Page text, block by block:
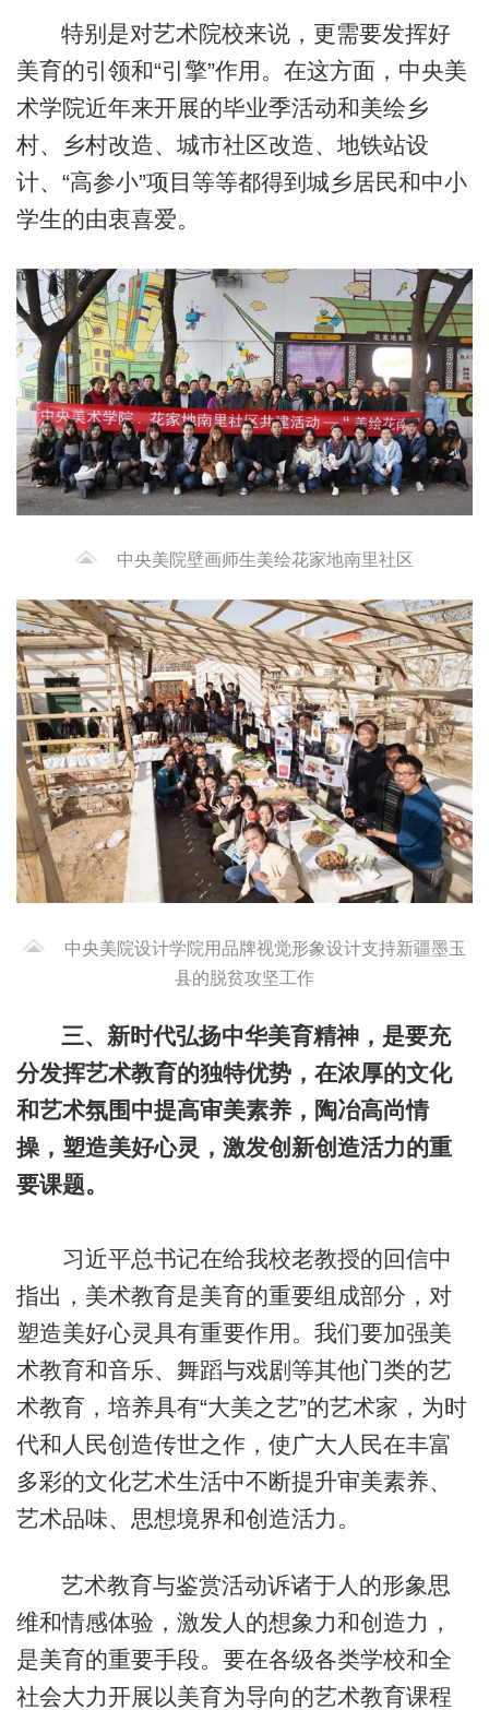
特别是对艺术院校来说，更需要发挥好
美育的引领和“引擎”作用。在这方面，中央美
术学院近年来开展的毕业季活动和美绘乡
村、乡村改造、城市社区改造、地铁站设
计、“高参小”项目等等都得到城乡居民和中小
学生的由衷喜爱。
中央美院壁画师生美绘花家地南里社区
中央美院设计学院用品牌视觉形象设计支持新疆墨玉
县的脱贫攻坚工作
三、新时代弘扬中华美育精神，是要充
分发挥艺术教育的独特优势，在浓厚的文化
和艺术氛围中提高审美素养，陶冶高尚情
操，塑造美好心灵，激发创新创造活力的重
要课题。
习近平总书记在给我校老教授的回信中
指出，美术教育是美育的重要组成部分，对
塑造美好心灵具有重要作用。我们要加强美
术教育和音乐、舞蹈与戏剧等其他门类的艺
术教育，培养具有“大美之艺”的艺术家，为时
代和人民创造传世之作，使广大人民在丰富
多彩的文化艺术生活中不断提升审美素养、
艺术品味、思想境界和创造活力。
艺术教育与鉴赏活动诉诸于人的形象思
维和情感体验，激发人的想象力和创造力，
是美育的重要手段。要在各级各类学校和全
社会大力开展以美育为导向的艺术教育课程